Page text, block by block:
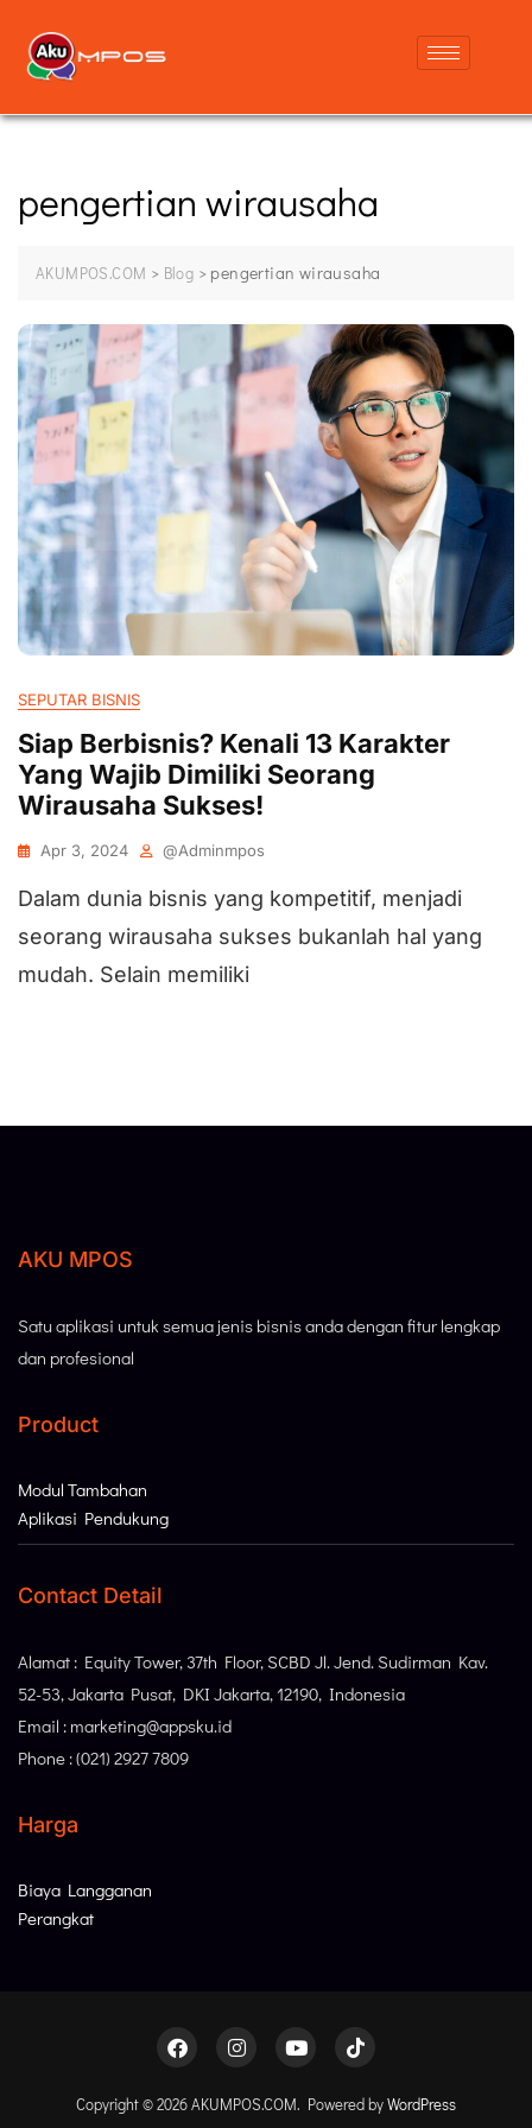
pengertian wirausaha
AKUMPOS.COM > Blog > pengertian wirausaha
SEPUTAR BISNIS
Siap Berbisnis? Kenali 13 Karakter
Yang Wajib Dimiliki Seorang
Wirausaha Sukses!
Apr 3, 2024 @adminmpos
Dalam dunia bisnis yang kompetitif, menjadi
seorang wirausaha sukses bukanlah hal yang
mudah. Selain memiliki
AKU MPOS
Satu aplikasi untuk semua jenis bisnis anda dengan fitur lengkap
dan profesional
Product
Modul Tambahan
Aplikasi Pendukung
Contact Detail
Alamat : Equity Tower, 37th Floor, SCBD Jl. Jend. Sudirman Kav.
52-53, Jakarta Pusat, DKI Jakarta, 12190, Indonesia
Email : marketing@appsku.id
Phone : (021) 2927 7809
Harga
Biaya Langganan
Perangkat
Copyright © 2026 AKUMPOS.COM. Powered byWordPress